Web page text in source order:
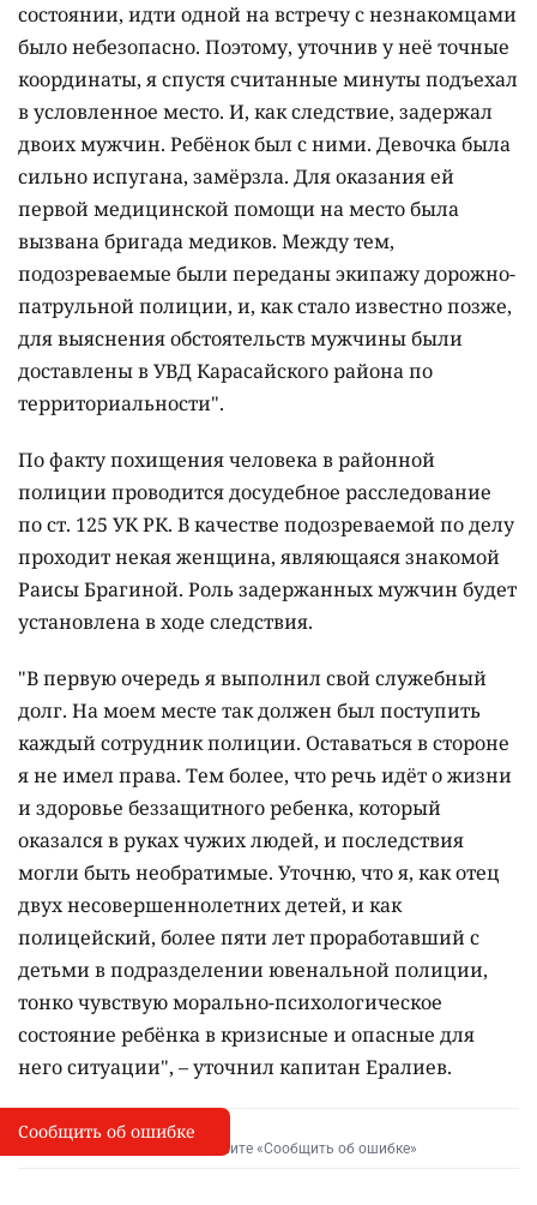
состоянии, идти одной на встречу с незнакомцами
было небезопасно. Поэтому, уточнив у неё точные
координаты, я спустя считанные минуты подъехал
в условленное место. И, как следствие, задержал
двоих мужчин. Ребёнок был с ними. Девочка была
сильно испугана, замёрзла. Для оказания ей
первой медицинской помощи на место была
вызвана бригада медиков. Между тем,
подозреваемые были переданы экипажу дорожно-
патрульной полиции, и, как стало известно позже,
для выяснения обстоятельств мужчины были
доставлены в УВД Карасайского района по
территориальности".
По факту похищения человека в районной
полиции проводится досудебное расследование
по ст. 125 УК РК. В качестве подозреваемой по делу
проходит некая женщина, являющаяся знакомой
Раисы Брагиной. Роль задержанных мужчин будет
установлена в ходе следствия.
"В первую очередь я выполнил свой служебный
долг. На моем месте так должен был поступить
каждый сотрудник полиции. Оставаться в стороне
я не имел права. Тем более, что речь идёт о жизни
и здоровье беззащитного ребенка, который
оказался в руках чужих людей, и последствия
могли быть необратимые. Уточню, что я, как отец
двух несовершеннолетних детей, и как
полицейский, более пяти лет проработавший с
детьми в подразделении ювенальной полиции,
тонко чувствую морально-психологическое
состояние ребёнка в кризисные и опасные для
него ситуации", – уточнил капитан Ералиев.
I
Сообщить об опечатке
Выделите фрагмент и нажмите «Сообщить об ошибке»
Сообщить об ошибке